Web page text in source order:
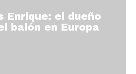
Enrique: el dueño
balón en Europa